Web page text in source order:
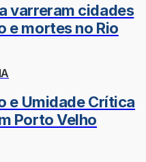
varreram cidades
e mortes no Rio
e Umidade Crítica
Porto Velho